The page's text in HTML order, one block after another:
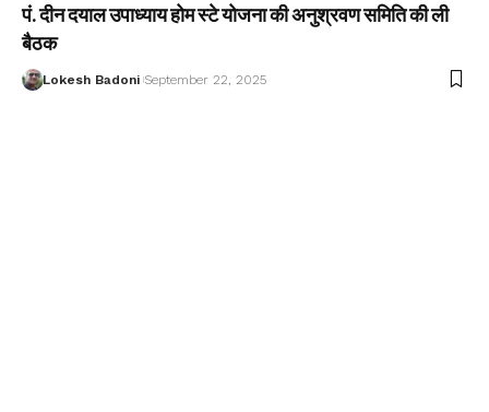
पं. दीन दयाल उपाध्याय होम स्टे योजना की अनुश्रवण समिति की ली
बैठक
Lokesh Badoni September 22, 2025